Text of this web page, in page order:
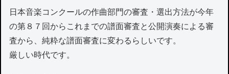
日本音楽コンクールの作曲部門の審査・選出方法が今年
の第８７回からこれまでの譜面審査と公開演奏による審
査から、純粋な譜面審査に変わるらしいです。
厳しい時代です。